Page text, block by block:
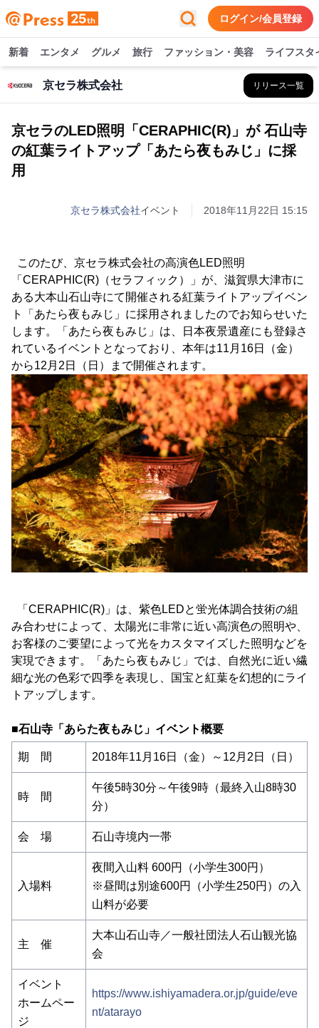
ログイン/会員登録
新着 エンタメ グルメ 旅行 ファッション・美容 ライフスタ
京セラ株式会社 リリース一覧
京セラのLED照明「CERAPHIC(R)」が 石山寺
の紅葉ライトアップ「あたら夜もみじ」に採
用
京セラ株式会社イベント 2018年11月22日 15:15
このたび、京セラ株式会社の高演色LED照明
「CERAPHIC(R)（セラフィック）」が、滋賀県大津市に
ある大本山石山寺にて開催される紅葉ライトアップイベン
ト「あたら夜もみじ」に採用されましたのでお知らせいた
します。「あたら夜もみじ」は、日本夜景遺産にも登録さ
れているイベントとなっており、本年は11月16日（金）
から12月2日（日）まで開催されます。
「CERAPHIC(R)」は、紫色LEDと蛍光体調合技術の組
み合わせによって、太陽光に非常に近い高演色の照明や、
お客様のご要望によって光をカスタマイズした照明などを
実現できます。「あたら夜もみじ」では、自然光に近い繊
細な光の色彩で四季を表現し、国宝と紅葉を幻想的にライ
トアップします。
■石山寺「あらた夜もみじ」イベント概要
期 間 2018年11月16日（金）～12月2日（日）
時 間
午後5時30分～午後9時（最終入山8時30
分）
会 場 石山寺境内一帯
入場料
夜間入山料 600円（小学生300円）
※昼間は別途600円（小学生250円）の入
山料が必要
主 催
大本山石山寺／一般社団法人石山観光協
会
イベント
ホームペー
ジ
https://www.ishiyamadera.or.jp/guide/eve
nt/atarayo